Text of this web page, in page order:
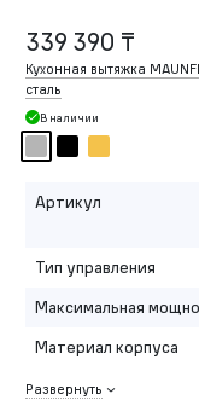
339 390 ₸
Кухонная вытяжка
сталь
В наличии
Артикул
Тип управления
Максимальная
Материал корпуса
Развернуть